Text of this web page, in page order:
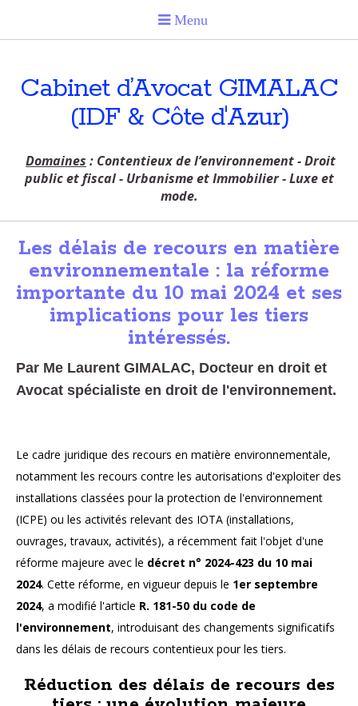
Cabinet d’Avocat GIMALAC
(IDF & Côte d'Azur)
Domaines : Contentieux de l’environnement - Droit
public et fiscal - Urbanisme et Immobilier - Luxe et
mode.
Les délais de recours en matière
environnementale : la réforme
importante du 10 mai 2024 et ses
implications pour les tiers
intéressés.
Par Me Laurent GIMALAC, Docteur en droit et
Avocat spécialiste en droit de l'environnement.
Le cadre juridique des recours en matière environnementale,
notamment les recours contre les autorisations d'exploiter des
installations classées pour la protection de l'environnement
(ICPE) ou les activités relevant des IOTA (installations,
ouvrages, travaux, activités), a récemment fait l'objet d'une
réforme majeure avec le décret n° 2024-423 du 10 mai
2024. Cette réforme, en vigueur depuis le 1er septembre
2024, a modifié l'article R. 181-50 du code de
l'environnement, introduisant des changements significatifs
dans les délais de recours contentieux pour les tiers.
Réduction des délais de recours des